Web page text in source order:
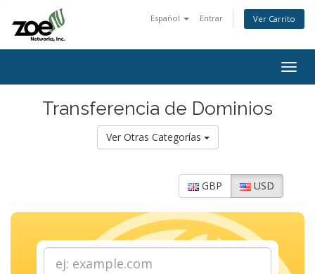
Español Entrar Ver Carrito
Transferencia de Dominios
Ver Otras Categorías
GBP USD